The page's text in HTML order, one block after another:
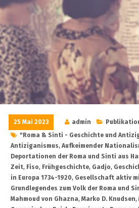
25 Mai 2023 admin
"Roma & Sinti - Geschichte und
Antiziganismus, Aufkeimender
Deportationen der Roma und Sinti aus
Zeit, Fiso, Frühgeschichte, Gadjo,
in Europa 1734-1920, Gesellschaft aktiv
Grundlegendes zum Volk der Roma und
Mahmoud von Ghazna, Marko D. Knudsen,